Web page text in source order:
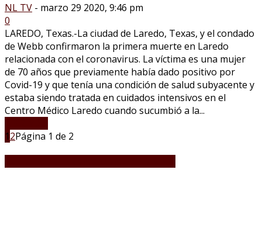
NL TV - marzo 29 2020, 9:46 pm
0
LAREDO, Texas.-La ciudad de Laredo, Texas, y el condado
de Webb confirmaron la primera muerte en Laredo
relacionada con el coronavirus. La víctima es una mujer
de 70 años que previamente había dado positivo por
Covid-19 y que tenía una condición de salud subyacente y
estaba siendo tratada en cuidados intensivos en el
Centro Médico Laredo cuando sucumbió a la...
12Página 1 de 2